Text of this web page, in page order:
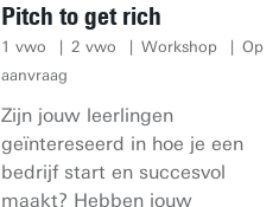
Pitch to get rich
1 vwo 2 vwo Workshop
Op
aanvraag
Zijn jouw leerlingen
geïntereseerd in hoe je een
bedrijf start en succesvol
maakt? Hebben jouw